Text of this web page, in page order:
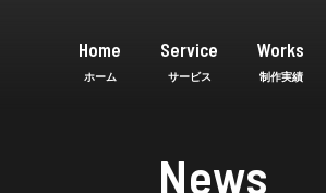
Home Service Works
News